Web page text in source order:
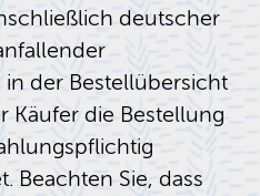
deutscher
der Bestellübersicht
Käufer die Bestellung
Beachten Sie, dass